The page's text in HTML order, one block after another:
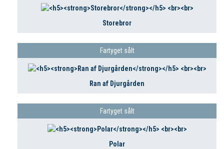
Storebror
Fartyget sålt
Ran af Djurgården
Fartyget sålt
Polar